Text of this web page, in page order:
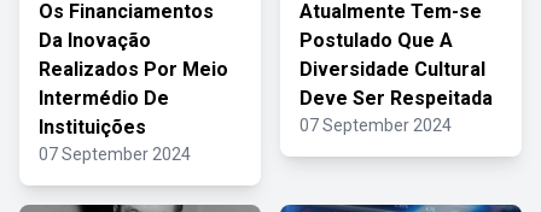
Os Financiamentos
Da Inovação
Realizados Por Meio
Intermédio De
Instituições
07 September 2024
Atualmente Tem-se
Postulado Que A
Diversidade Cultural
Deve Ser Respeitada
07 September 2024